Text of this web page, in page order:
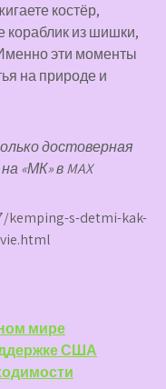
костёр,
кораблик из шишки,
эти моменты
на природе и
достоверная
«МК» в MAX
kemping-s-detmi-kak-
мире
США